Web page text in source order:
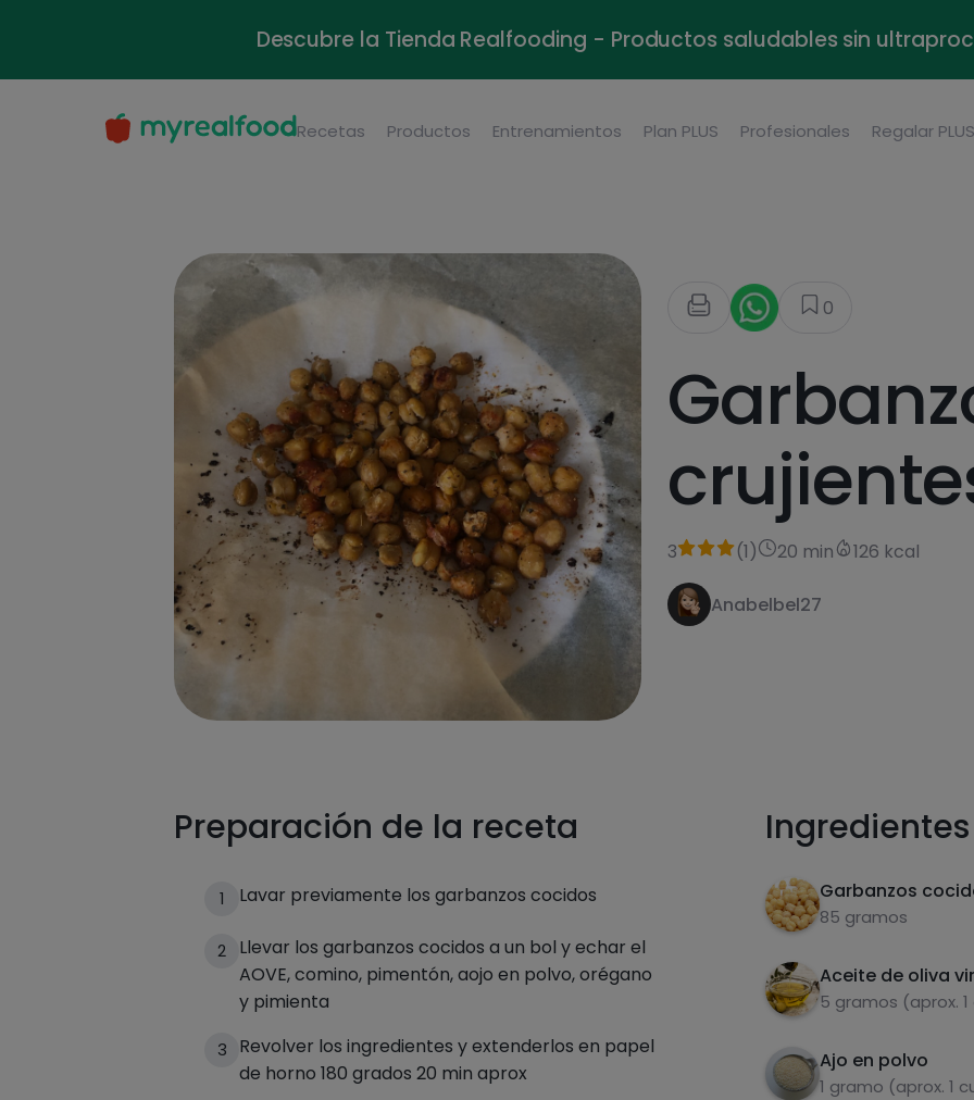
Descubre la Tienda Realfooding - Productos saludables sin
Recetas Productos Entrenamientos Plan PLUS Profesionales Regalar
0
3 (1) 20 min 126 kcal
Anabelbel27
Preparación de la receta
1 Lavar previamente los garbanzos cocidos
2
Llevar los garbanzos cocidos a un bol y echar el
AOVE, comino, pimentón, aojo en polvo, orégano
y pimienta
3
Revolver los ingredientes y extenderlos en papel
de horno 180 grados 20 min aprox
Ingredientes
Garbanzos
85 gramos
Aceite de oliva
5 gramos (aprox.
Ajo en polvo
1 gramo (aprox. 1